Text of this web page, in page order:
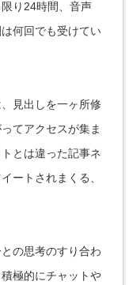
り24時間、音声
何回でも受けてい
見出しを一ヶ所修
てアクセスが集ま
とは違った記事ネ
ートされまくる、
の思考のすり合わ
極的にチャットや